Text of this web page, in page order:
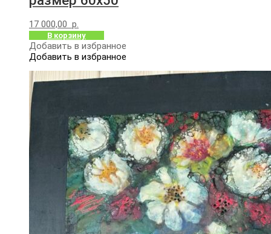
17 000,00 р.
В корзину
Добавить в избранное
Добавить в избранное